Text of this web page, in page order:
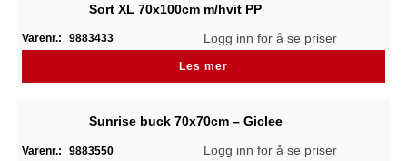
Sort XL 70x100cm m/hvit PP
Varenr.: 9883433 Logg inn for å se priser
Les mer
Sunrise buck 70x70cm – Giclee
Varenr.: 9883550 Logg inn for å se priser